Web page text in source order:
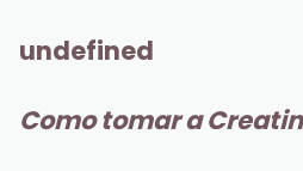
undefined
Como tomar a